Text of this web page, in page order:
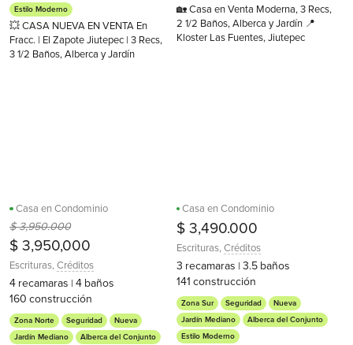
Estilo Moderno
💥 CASA NUEVA EN VENTA En
Fracc. | El Zapote Jiutepec | 3 Recs,
3 1/2 Baños, Alberca y Jardín
🏡 Casa en Venta Moderna, 3 Recs,
2 1/2 Baños, Alberca y Jardín 📍
Kloster Las Fuentes, Jiutepec
Casa en Condominio
$ 3,950.000
$ 3,950,000
Escrituras,Créditos
4 recamaras | 4 baños
160 construcción
Zona Norte Seguridad
Nueva
Jardín Mediano
Alberca del Conjunto
Casa en Condominio
$ 3,490.000
Escrituras,Créditos
3 recamaras | 3.5 baños
141 construcción
Zona Sur Seguridad
Nueva
Jardín Mediano
Alberca del Conjunto
Estilo Moderno